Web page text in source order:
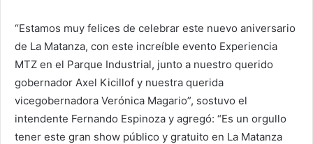
“Estamos muy felices de celebrar este nuevo aniversario
de La Matanza, con este increíble evento Experiencia
MTZ en el Parque Industrial, junto a nuestro querido
gobernador Axel Kicillof y nuestra querida
vicegobernadora Verónica Magario”, sostuvo el
intendente Fernando Espinoza y agregó: “Es un orgullo
tener este gran show público y gratuito en La Matanza